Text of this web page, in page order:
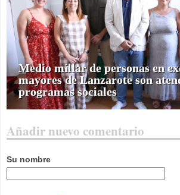
Medio millar de personas en
mayores de Lanzarote son
programas sociales
Añadir nuevo comentario
Su nombre